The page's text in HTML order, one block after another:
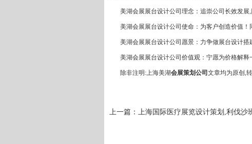
美湖会展展台设计公司理念：追崇公司长效发展,
美湖会展展台设计公司使命：为客户创造价值！
美湖会展展台设计公司愿景：力争做展台设计搭
美湖会展展台设计公司价值观：宁愿为价格解释
除非注明:上海美湖会展策划公司 文章均为原创,
上一篇： 上海国际医疗展览设计策划,利伐沙